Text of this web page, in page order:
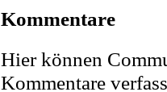
Kommentare
Hier können
Kommentare